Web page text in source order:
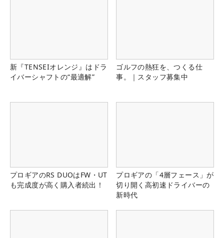
新『TENSEIオレンジ』はドラ
イバーシャフトの“最適解”
ゴルフの熱狂を、つくる仕
事。｜スタッフ募集中
プロギアのRS DUOはFW・UT
も完成度が高く購入者続出！
プロギアの「4層フェース」が
切り開く高初速ドライバーの
新時代